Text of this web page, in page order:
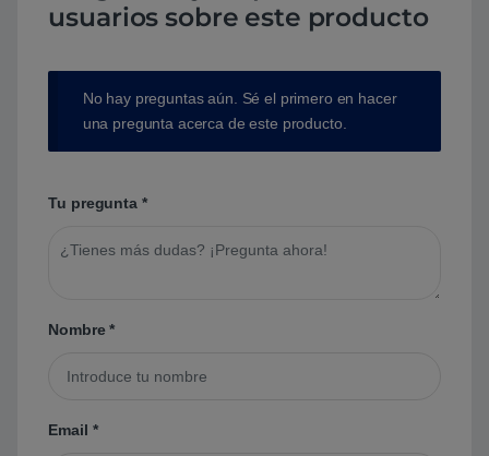
usuarios sobre este producto
No hay preguntas aún. Sé el primero en hacer
una pregunta acerca de este producto.
Tu pregunta *
Nombre*
Email *